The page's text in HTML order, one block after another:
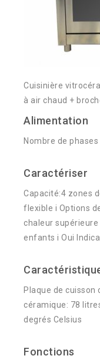
Cuisinière
à air chaud +
Alimentation
Nombre de
Caractériser
Capacité:4 zones
flexible i Options
chaleur
enfants i Oui
Plaque de cuisson
céramique: 78
degrés Celsius
Fonctions